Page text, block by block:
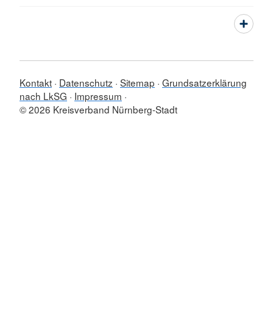
Kontakt Datenschutz Sitemap Grundsatzerklärung
nach LkSG
Impressum
© 2026 Kreisverband Nürnberg-Stadt